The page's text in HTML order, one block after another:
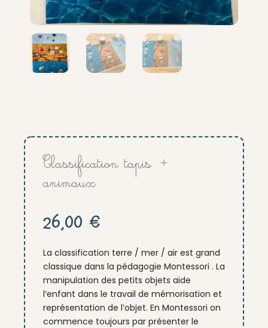
Classification tapis +
animaux
26,00 €
La classification terre / mer / air est grand
classique dans la pédagogie Montessori . La
manipulation des petits objets aide
l’enfant dans le travail de mémorisation et
représentation de l’objet. En Montessori on
commence toujours par présenter le